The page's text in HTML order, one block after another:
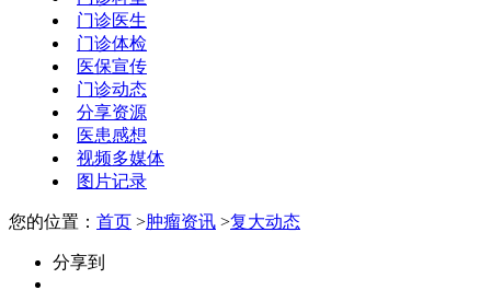
门诊医生
门诊体检
医保宣传
门诊动态
分享资源
医患感想
视频多媒体
图片记录
您的位置： 首页 >肿瘤资讯 >复大动态
分享到